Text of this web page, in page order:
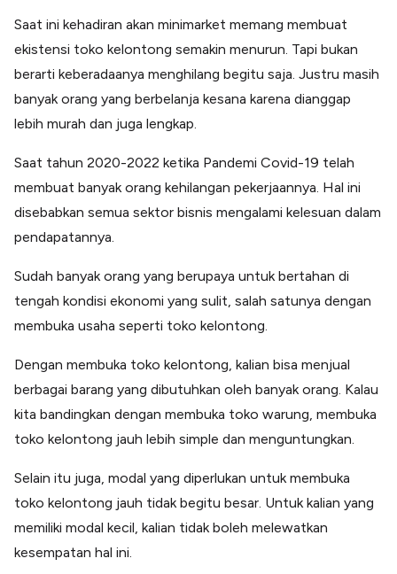
Open API
Integrasi sistem bisnis dengan API
Software Akuntansi
Integrasi Accurate
Integrasi Paper dengan Accurate
Saat ini kehadiran akan minimarket memang membuat
ekistensi toko kelontong semakin menurun. Tapi bukan
berarti keberadaanya menghilang begitu saja. Justru masih
banyak orang yang berbelanja kesana karena dianggap
lebih murah dan juga lengkap.
Saat tahun 2020-2022 ketika Pandemi Covid-19 telah
membuat banyak orang kehilangan pekerjaannya. Hal ini
disebabkan semua sektor bisnis mengalami kelesuan dalam
pendapatannya.
Sudah banyak orang yang berupaya untuk bertahan di
tengah kondisi ekonomi yang sulit, salah satunya dengan
membuka usaha seperti toko kelontong.
Dengan membuka toko kelontong, kalian bisa menjual
berbagai barang yang dibutuhkan oleh banyak orang. Kalau
kita bandingkan dengan membuka toko warung, membuka
toko kelontong jauh lebih simple dan menguntungkan.
Selain itu juga, modal yang diperlukan untuk membuka
toko kelontong jauh tidak begitu besar. Untuk kalian yang
memiliki modal kecil, kalian tidak boleh melewatkan
kesempatan hal ini.